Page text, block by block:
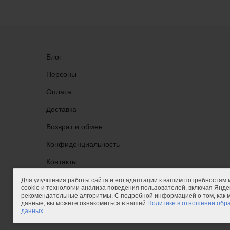
Блог
Персоны
Оплата
Доставка
Возврат и обмен
Конфиденциальность
Контакты
Группа ВКонтакте
Для улучшения работы сайта и его адаптации к вашим
cookie и технологии анализа поведения пользователей, включая
рекомендательные алгоритмы. С подробной информацией о том, как
данные, вы можете ознакомиться в нашей Политике в отношении
данных.